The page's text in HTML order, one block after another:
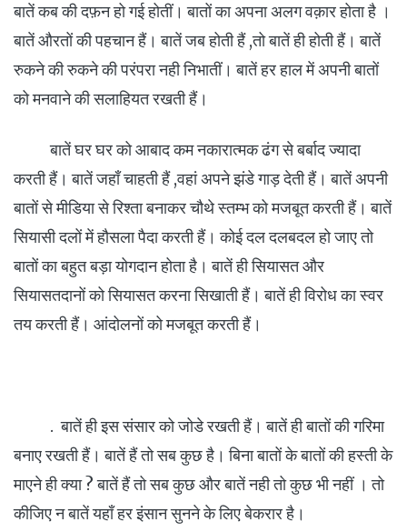
बातें कब की दफ़न हो गई होतीं। बातों का अपना अलग वक़ार होता है ।
बातें औरतों की पहचान हैं। बातें जब होती हैं ,तो बातें ही होती हैं। बातें
रुकने की रुकने की परंपरा नही निभातीं। बातें हर हाल में अपनी बातों
को मनवाने की सलाहियत रखती हैं।
बातें घर घर को आबाद कम नकारात्मक ढंग से बर्बाद ज्यादा
करती हैं। बातें जहाँ चाहती हैं ,वहां अपने झंडे गाड़ देती हैं। बातें अपनी
बातों से मीडिया से रिश्ता बनाकर चौथे स्तम्भ को मजबूत करती हैं। बातें
सियासी दलों में हौसला पैदा करती हैं। कोई दल दलबदल हो जाए तो
बातों का बहुत बड़ा योगदान होता है। बातें ही सियासत और
सियासतदानों को सियासत करना सिखाती हैं। बातें ही विरोध का स्वर
तय करती हैं। आंदोलनों को मजबूत करती हैं।
. बातें ही इस संसार को जोडे रखती हैं। बातें ही बातों की गरिमा
बनाए रखती हैं। बातें हैं तो सब कुछ है। बिना बातों के बातों की हस्ती के
माएने ही क्या ? बातें हैं तो सब कुछ और बातें नही तो कुछ भी नहीं । तो
कीजिए न बातें यहाँ हर इंसान सुनने के लिए बेकरार है।